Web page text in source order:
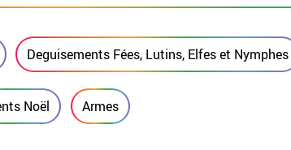
Deguisements Fées, Lutins, Elfes et Nymphes
Noël Armes